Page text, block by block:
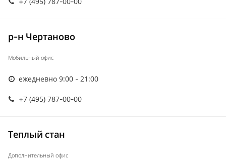
р-н Чертаново
Мобильный офис
ежедневно 9:00 - 21:00
+7 (495) 787-00-00
Теплый стан
Дополнительный офис